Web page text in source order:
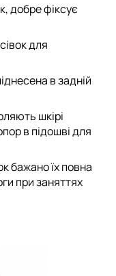
добре фіксує
для
в задній
шкірі
в підошві для
бажано їх повна
при заняттях